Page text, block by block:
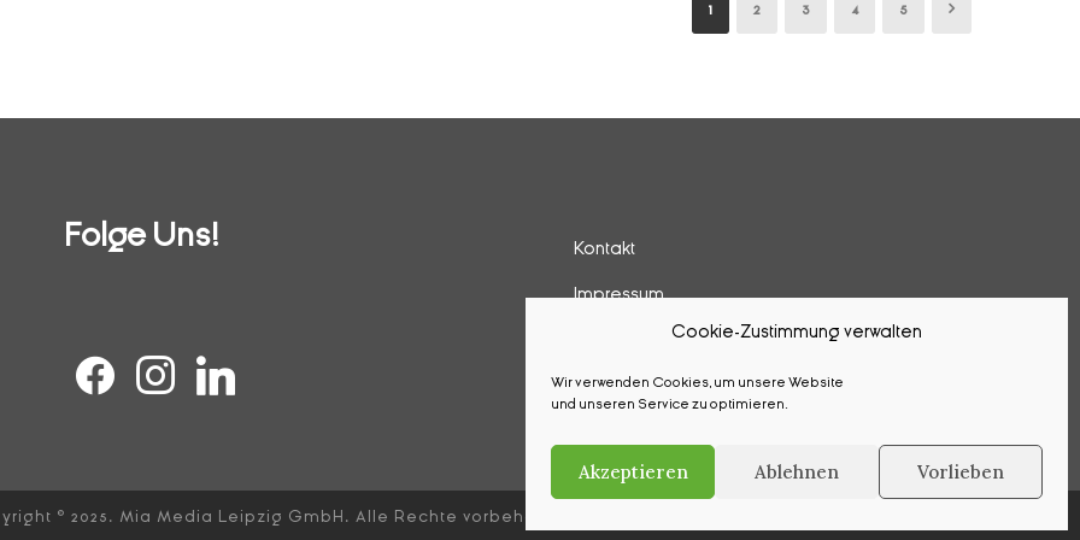
Cookie-Zustimmung verwalten
Wir verwenden Cookies, um unsere Website
und unseren Service zu optimieren.
Akzeptieren Ablehnen Vorlieben
1 2 3 4 5
Folge Uns! Kontakt
Impressum
Datenschutz
Cookie-Richtlinie (EU)
© 2025. Mia Media Leipzig GmbH. Alle Rechte vorbehalten.